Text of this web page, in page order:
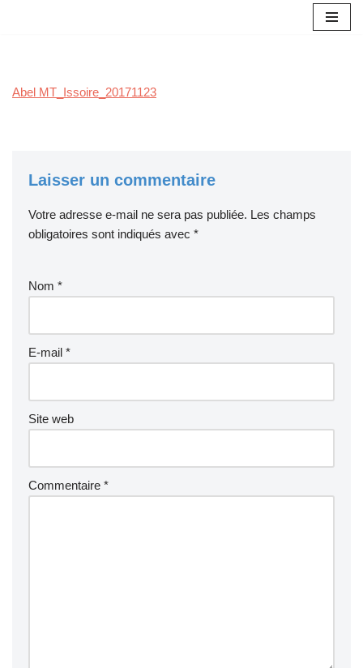
Abel MT_Issoire_20171123
Laisser un commentaire
Votre adresse e-mail ne sera pas publiée. Les champs
obligatoires sont indiqués avec *
Nom *
E-mail *
Site web
Commentaire *